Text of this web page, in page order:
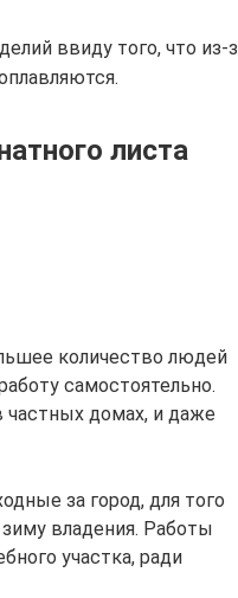
ввиду того, что из-
листа
количество людей
самостоятельно.
частных домах, и даже
за город, для того
владения. Работы
участка, ради